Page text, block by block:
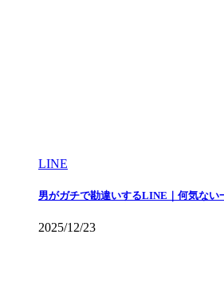
LINE
男がガチで勘違いするLINE｜何気ない
2025/12/23